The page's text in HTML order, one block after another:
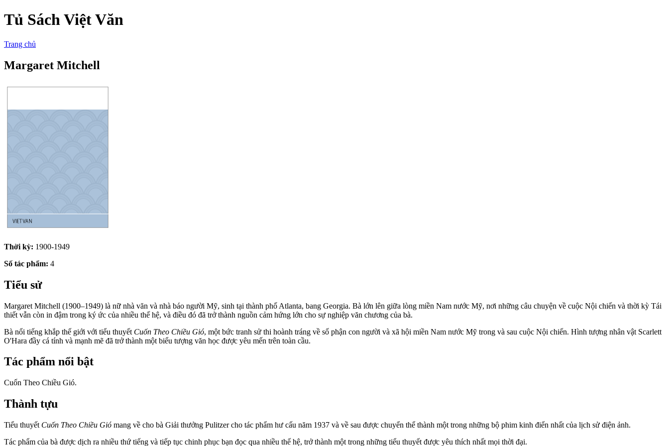
Tủ Sách Việt Văn
Trang chủ
Margaret Mitchell
Thời kỳ: 1900-1949
Số tác phẩm: 4
Tiểu sử
Margaret Mitchell (1900–1949) là nữ nhà văn và nhà báo người Mỹ, sinh tại thành phố Atlanta, bang Georgia. Bà lớn lên giữa lòng miền Nam nước Mỹ, nơi những câu chuyện về cuộc Nội chiến và thời kỳ Tái
thiết vẫn còn in đậm trong ký ức của nhiều thế hệ, và điều đó đã trở thành nguồn cảm hứng lớn cho sự nghiệp văn chương của bà.
Bà nổi tiếng khắp thế giới với tiểu thuyết Cuốn Theo Chiều Gió, một bức tranh sử thi hoành tráng về số phận con người và xã hội miền Nam nước Mỹ trong và sau cuộc Nội chiến. Hình tượng nhân vật Scarlett
O'Hara đầy cá tính và mạnh mẽ đã trở thành một biểu tượng văn học được yêu mến trên toàn cầu.
Tác phẩm nổi bật
Cuốn Theo Chiều Gió.
Thành tựu
Tiểu thuyết Cuốn Theo Chiều Gió mang về cho bà Giải thưởng Pulitzer cho tác phẩm hư cấu năm 1937 và về sau được chuyển thể thành một trong những bộ phim kinh điển nhất của lịch sử điện ảnh.
Tác phẩm của bà được dịch ra nhiều thứ tiếng và tiếp tục chinh phục bạn đọc qua nhiều thế hệ, trở thành một trong những tiểu thuyết được yêu thích nhất mọi thời đại.